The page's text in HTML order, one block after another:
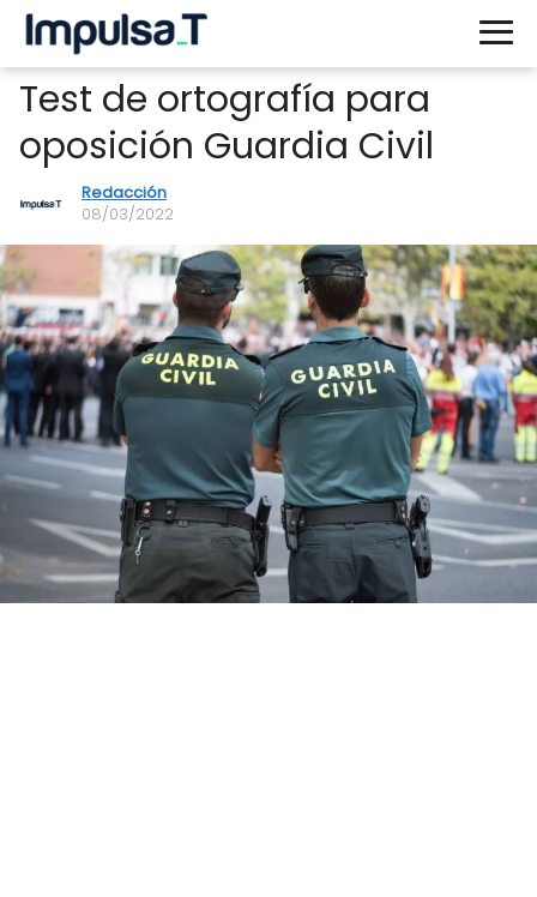
Test de ortografía para
oposición Guardia Civil
Redacción
08/03/2022